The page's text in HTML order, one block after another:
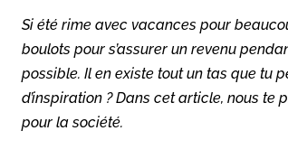
Si été rime avec vacances pour
boulots pour s’assurer un revenu
possible. Il en existe tout un tas que tu
d’inspiration ? Dans cet article, nous te
pour la société.